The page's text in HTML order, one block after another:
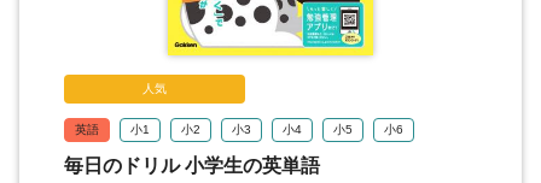
人気
英語 小1 小2 小3 小4 小5 小6
毎日のドリル 小学生の英単語